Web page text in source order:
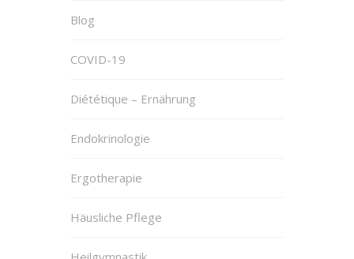
Blog
COVID-19
Diététique – Ernährung
Endokrinologie
Ergotherapie
Häusliche Pflege